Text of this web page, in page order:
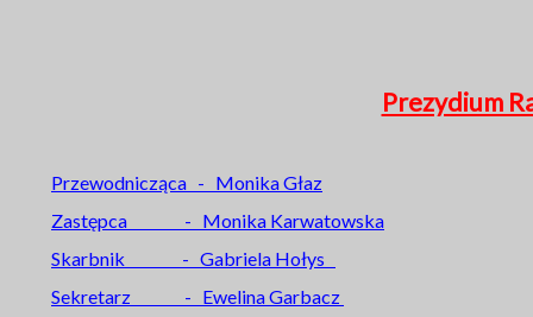
Prezydium
Przewodnicząca - Monika Głaz
Zastępca - Monika Karwatowska
Skarbnik - Gabriela Hołys
Sekretarz - Ewelina Garbacz